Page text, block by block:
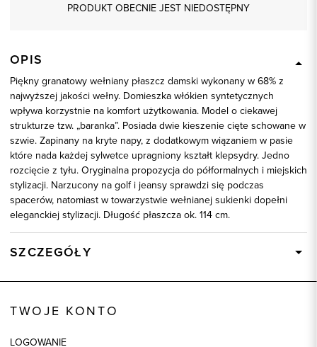
PRODUKT OBECNIE JEST NIEDOSTĘPNY
OPIS
Piękny granatowy wełniany płaszcz damski wykonany w 68% z
najwyższej jakości wełny. Domieszka włókien syntetycznych
wpływa korzystnie na komfort użytkowania. Model o ciekawej
strukturze tzw. „baranka”. Posiada dwie kieszenie cięte schowane w
szwie. Zapinany na kryte napy, z dodatkowym wiązaniem w pasie
które nada każdej sylwetce upragniony kształt klepsydry. Jedno
rozcięcie z tyłu. Oryginalna propozycja do półformalnych i miejskich
stylizacji. Narzucony na golf i jeansy sprawdzi się podczas
spacerów, natomiast w towarzystwie wełnianej sukienki dopełni
eleganckiej stylizacji. Długość płaszcza ok. 114 cm.
SZCZEGÓŁY
TWOJE KONTO
LOGOWANIE